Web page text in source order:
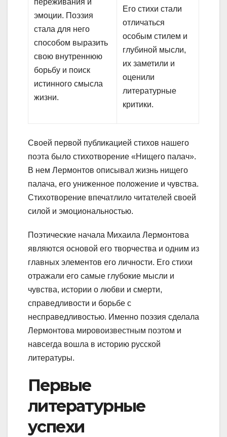
переживания и
эмоции. Поэзия
стала для него
способом выразить
свою внутреннюю
борьбу и поиск
истинного смысла
жизни.
Его стихи стали
отличаться
особым стилем и
глубиной мысли,
их заметили и
оценили
литературные
критики.
Своей первой публикацией стихов нашего
поэта было стихотворение «Нищего палач».
В нем Лермонтов описывал жизнь нищего
палача, его униженное положение и чувства.
Стихотворение впечатлило читателей своей
силой и эмоциональностью.
Поэтические начала Михаила Лермонтова
являются основой его творчества и одним из
главных элементов его личности. Его стихи
отражали его самые глубокие мысли и
чувства, истории о любви и смерти,
справедливости и борьбе с
несправедливостью. Именно поэзия сделала
Лермонтова мировоизвестным поэтом и
навсегда вошла в историю русской
литературы.
Первые
литературные
успехи